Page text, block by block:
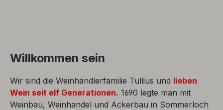
Willkommen sein
Wir sind die Weinhändlerfamilie Tullius und lieben
Wein seit elf Generationen. 1690 legte man mit
Weinbau, Weinhandel und Ackerbau in Sommerloch